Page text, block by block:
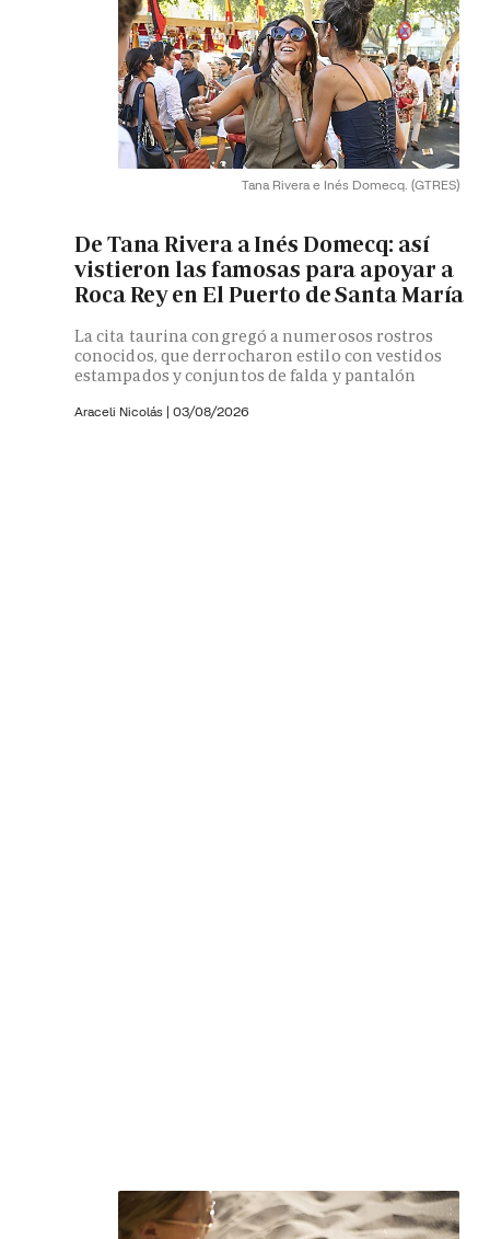
Tana Rivera e Inés Domecq. (GTRES)
De Tana Rivera a Inés Domecq: así
vistieron las famosas para apoyar a
Roca Rey en El Puerto de Santa María
La cita taurina congregó a numerosos rostros
conocidos, que derrocharon estilo con vestidos
estampados y conjuntos de falda y pantalón
Araceli Nicolás | 03/08/2026